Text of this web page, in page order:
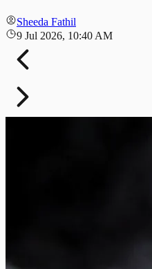
Sheeda Fathil
9 Jul 2026, 10:40 AM